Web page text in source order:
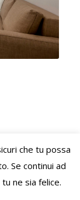
- Alessandria
che tu possa
Se continui ad
ne sia felice.